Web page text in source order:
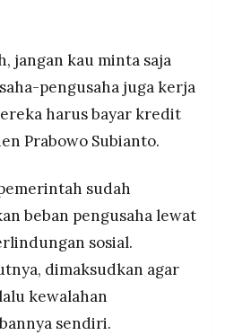
perizinan Indonesia yang
jangan kau minta saja
pengusaha juga kerja
harus bayar kredit
Prabowo Subianto.
sudah
beban pengusaha lewat
sosial.
dimaksudkan agar
kewalahan
sendiri.